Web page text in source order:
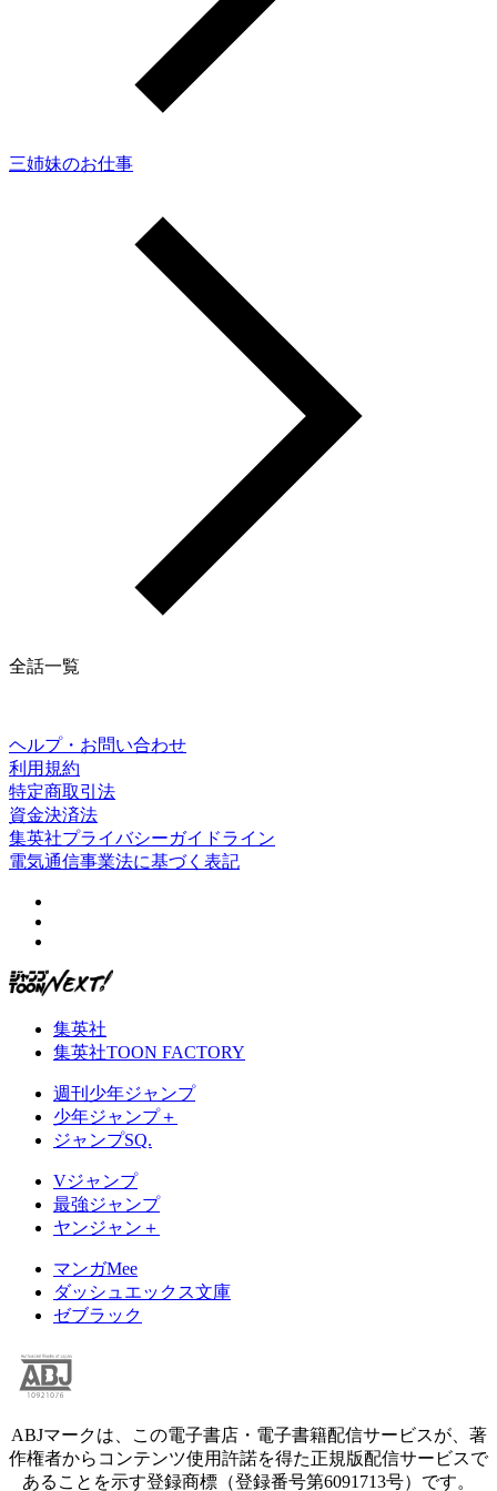
三姉妹のお仕事
全話一覧
ヘルプ・お問い合わせ
利用規約
特定商取引法
資金決済法
集英社プライバシーガイドライン
電気通信事業法に基づく表記
集英社
集英社TOON FACTORY
週刊少年ジャンプ
少年ジャンプ＋
ジャンプSQ.
Vジャンプ
最強ジャンプ
ヤンジャン＋
マンガMee
ダッシュエックス文庫
ゼブラック
ABJマークは、この電子書店・電子書籍配信サービスが、著
作権者からコンテンツ使用許諾を得た正規版配信サービスで
あることを示す登録商標（登録番号第6091713号）です。